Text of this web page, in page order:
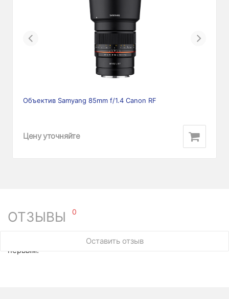
Previous Next
Объектив Samyang 85mm f/1.4 Canon RF
Цену уточняйте
ОТЗЫВЫ 0
Оставить отзыв
У этого товара нет ни одного отзыва. Вы можете стать
первым.